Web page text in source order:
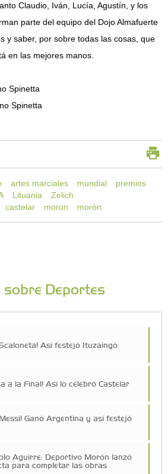
Claudio, Iván, Lucía, Agustín, y los
parte del equipo del Dojo Almafuerte
y saber, por sobre todas las cosas, que
en las mejores manos.
Spinetta
Spinetta
artes marciales mundial
premios
Lituania
Zelich
castelar moron morón
sobre Deportes
Así festejó Ituzaingó
a la Final! Así lo celebró Castelar
Ganó Argentina y así festejó
Aguirre: Deportivo Morón lanzó
para completar las obras